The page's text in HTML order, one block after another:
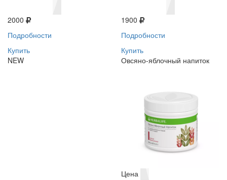
2000
Подробности
Купить
NEW
1900
Подробности
Купить
Овсяно-яблочный напиток
Цена